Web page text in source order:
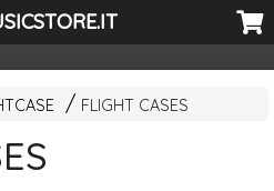
FLIGHT CASES